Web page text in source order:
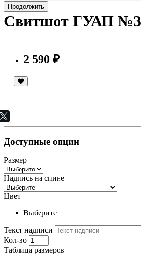
Продолжить
Свитшот ГУАП №3
2 590 ₽
Доступные опции
Размер
Надпись на спине
Цвет
Выберите
Текст надписи
Кол-во
Таблица размеров